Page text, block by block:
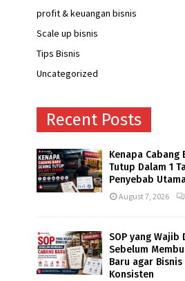
profit & keuangan bisnis
Scale up bisnis
Tips Bisnis
Uncategorized
Recent Posts
Kenapa Cabang
Tutup Dalam 1
Penyebab
August 7, 2026
SOP yang Wajib
Sebelum
Baru agar Bisnis
Konsisten